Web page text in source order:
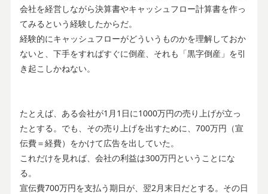
会社を経営しながら決算書やキャッシュフロー計算書を作っ
てみるという経験したからだ。
経験的にキャッシュフローがどういうものかを理解しておか
ないと、下手をすればすぐに倒産、それも「黒字倒産」を引
き起こしかねない。
たとえば、ある会社が1月1日に1000万円の売り上げが立っ
たとする。でも、その売り上げを出すために、700万円（宣
伝費＝経費）をかけて広告を出していた。
これだけを見れば、会社の利益は300万円ということにな
る。
宣伝費700万円を支払う期日が、翌2月末日だとする。その日